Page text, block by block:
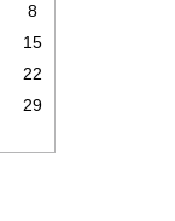
8
15
22
29